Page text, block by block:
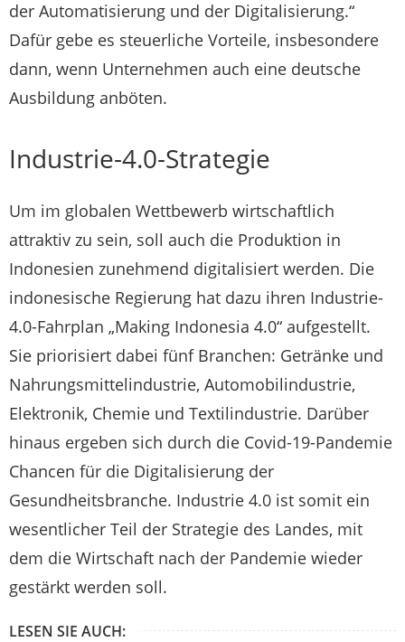
der Automatisierung und der Digitalisierung.“
Dafür gebe es steuerliche Vorteile, insbesondere
dann, wenn Unternehmen auch eine deutsche
Ausbildung anböten.
Industrie-4.0-Strategie
Um im globalen Wettbewerb wirtschaftlich
attraktiv zu sein, soll auch die Produktion in
Indonesien zunehmend digitalisiert werden. Die
indonesische Regierung hat dazu ihren Industrie-
4.0-Fahrplan „Making Indonesia 4.0“ aufgestellt.
Sie priorisiert dabei fünf Branchen: Getränke und
Nahrungsmittelindustrie, Automobilindustrie,
Elektronik, Chemie und Textilindustrie. Darüber
hinaus ergeben sich durch die Covid-19-Pandemie
Chancen für die Digitalisierung der
Gesundheitsbranche. Industrie 4.0 ist somit ein
wesentlicher Teil der Strategie des Landes, mit
dem die Wirtschaft nach der Pandemie wieder
gestärkt werden soll.
LESEN SIE AUCH: